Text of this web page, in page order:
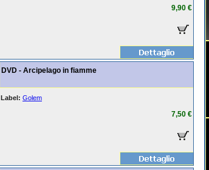
9,90 €
DVD - Arcipelago in fiamme
Label: Golem
7,50 €